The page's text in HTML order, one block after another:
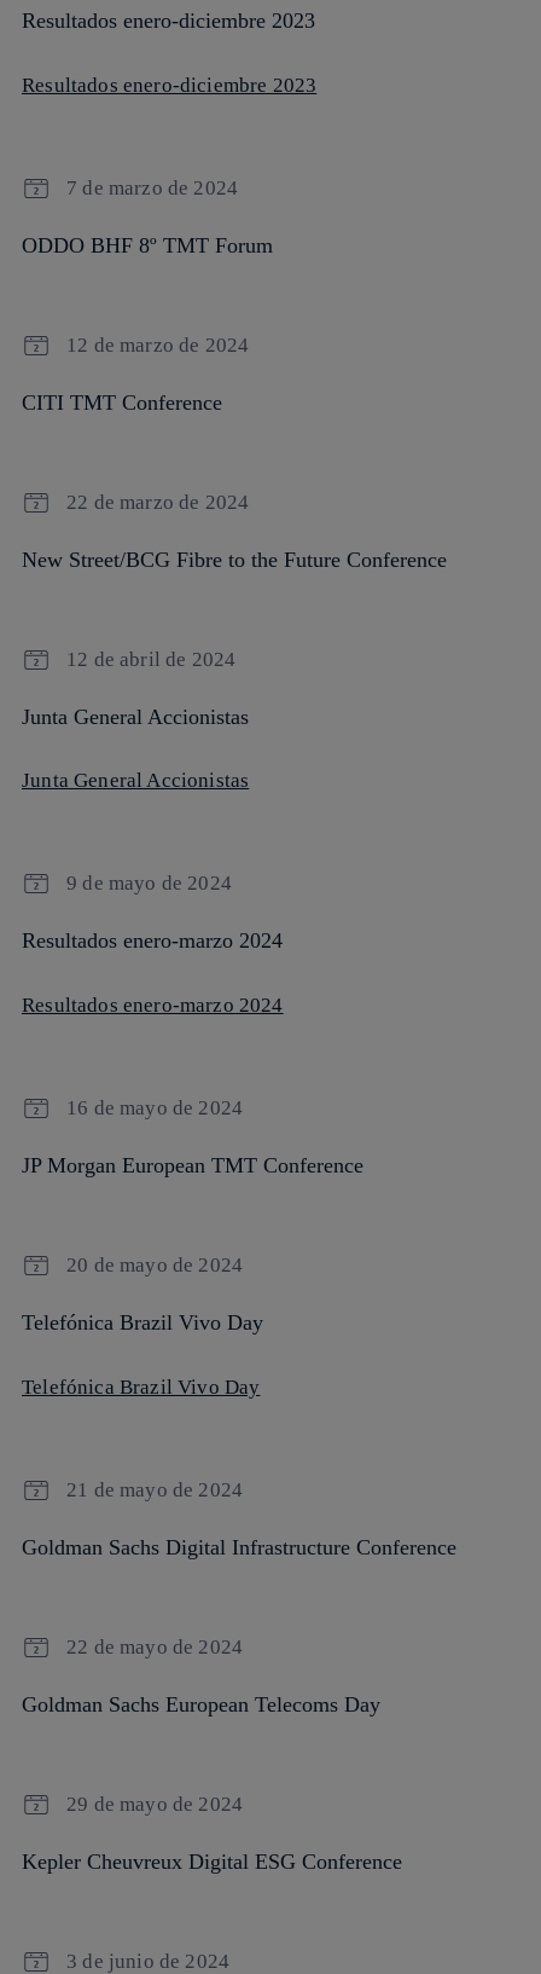
Resultados enero-diciembre 2023
Resultados enero-diciembre 2023
7 de marzo de 2024
ODDO BHF 8º TMT Forum
12 de marzo de 2024
CITI TMT Conference
22 de marzo de 2024
New Street/BCG Fibre to the Future Conference
12 de abril de 2024
Junta General Accionistas
Junta General Accionistas
9 de mayo de 2024
Resultados enero-marzo 2024
Resultados enero-marzo 2024
16 de mayo de 2024
JP Morgan European TMT Conference
20 de mayo de 2024
Telefónica Brazil Vivo Day
Telefónica Brazil Vivo Day
21 de mayo de 2024
Goldman Sachs Digital Infrastructure Conference
22 de mayo de 2024
Goldman Sachs European Telecoms Day
29 de mayo de 2024
Kepler Cheuvreux Digital ESG Conference
3 de junio de 2024